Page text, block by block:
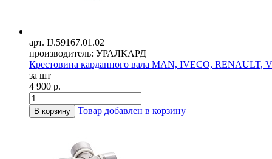
арт. IJ.59167.01.02
производитель: УРАЛКАРД
Крестовина карданного вала MAN, IVECO, RENAULT,
за шт
4 900 р.
В корзину Товар добавлен в корзину